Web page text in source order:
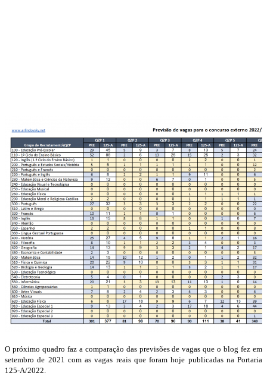
O próximo quadro faz a comparação das previsões de vagas que o blog fez em
setembro de 2021 com as vagas reais que foram hoje publicadas na Portaria
125-A/2022.